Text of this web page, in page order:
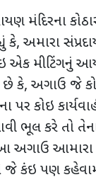
મંદિરના
કે, અમારા
એક મીટિંગનું
છે કે, અગાઉ જે
પર કોઇ
ભૂલ કરે તો
આમારા
જે કંઇ પણ